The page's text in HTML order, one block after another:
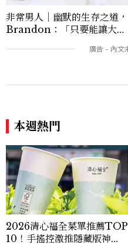
非常男人｜幽默的生存之道，
Brandon：「只要能讓大家
讓敵人成為朋友。」
本週熱門
2026清心福全菜單推薦TOP
10！手搖控激推隱藏版神